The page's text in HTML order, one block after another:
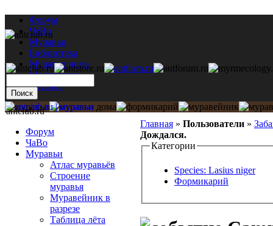
Форум
ЧаВо
Муравьи
Библиотека
Муравьи дома
Мастерская
Каталог
Главная » Пользователи »
Дождался.
Категории
Species: Lasius niger
Формикарий
antclub.ru
Форум
ЧаВо
Муравьи
Атлас муравьёв
Строение
муравья
Муравейник в
разрезе
Таблица лёта